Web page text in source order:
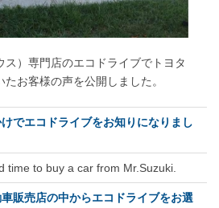
ス）専門店のエコドライブでトヨタ
お客様の声を公開しました。
でエコドライブをお知りになりまし
time to buy a car from Mr.Suzuki.
販売店の中からエコドライブをお選